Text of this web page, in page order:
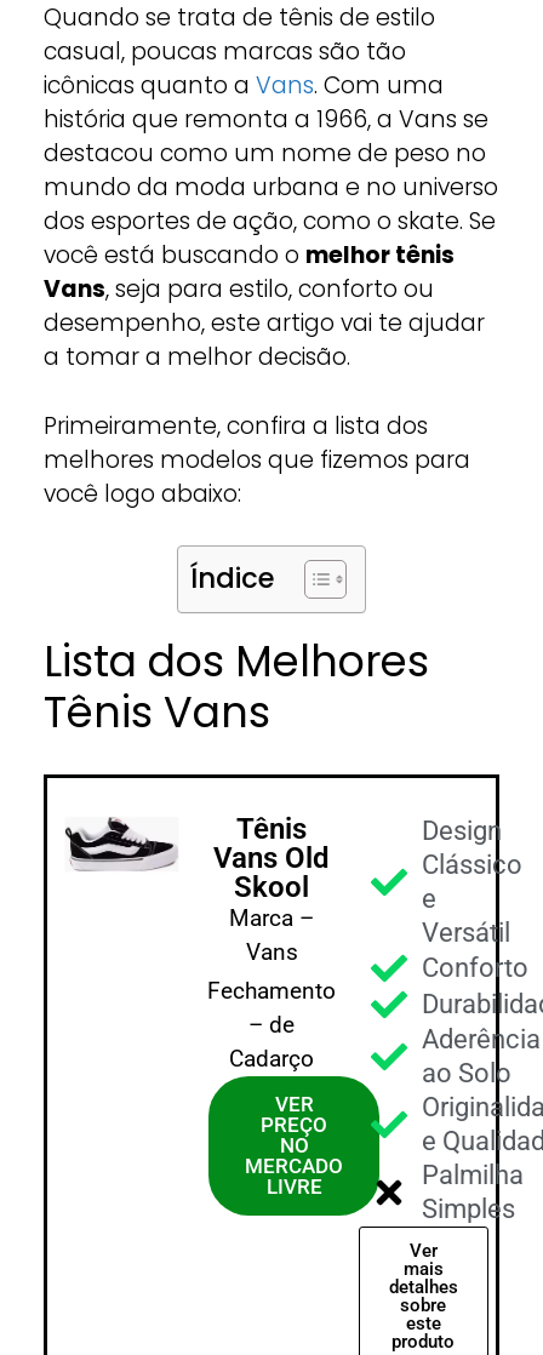
Quando se trata de tênis de estilo
casual, poucas marcas são tão
icônicas quanto a Vans. Com uma
história que remonta a 1966, a Vans se
destacou como um nome de peso no
mundo da moda urbana e no universo
dos esportes de ação, como o skate. Se
você está buscando o melhor tênis
Vans, seja para estilo, conforto ou
desempenho, este artigo vai te ajudar
a tomar a melhor decisão.
Primeiramente, confira a lista dos
melhores modelos que fizemos para
você logo abaixo:
Índice
Lista dos Melhores
Tênis Vans
Tênis
Vans Old
Skool
Marca –
Vans
Fechamento
– de
Cadarço
VER
PREÇO
NO
MERCADO
LIVRE
Design
Clássico
e
Versátil
Conforto
Aderência
ao Solo
e
Palmilha
Simples
Ver
mais
detalhes
sobre
este
produto